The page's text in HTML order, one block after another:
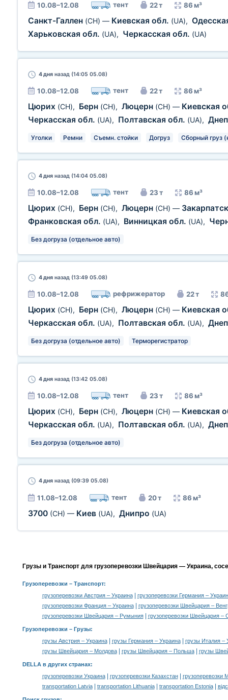
10.08–12.08 тент 22 т 86 м³
Санкт-Галлен (CH) — Киевская обл. (UA),
Харьковская обл. (UA), Черкасская обл. (UA)
4 дня назад (14:05 05.08)
10.08–12.08 тент 22 т 86 м³
Цюрих (CH), Берн (CH), Люцерн (CH) — Киевская
Черкасская обл. (UA), Полтавская обл. (UA),
Уголки Ремни Съемн. стойки Догруз Сборный груз
4 дня назад (14:04 05.08)
10.08–12.08 тент 23 т 86 м³
Цюрих (CH), Берн (CH), Люцерн (CH) —
Франковская обл. (UA), Винницкая обл. (UA),
Без догруза (отдельное авто)
4 дня назад (13:49 05.08)
10.08–12.08 рефрижератор 22 т
Цюрих (CH), Берн (CH), Люцерн (CH) — Киевская
Черкасская обл. (UA), Полтавская обл. (UA),
Без догруза (отдельное авто) Терморегистратор
4 дня назад (13:42 05.08)
10.08–12.08 тент 23 т 86 м³
Цюрих (CH), Берн (CH), Люцерн (CH) — Киевская
Черкасская обл. (UA), Полтавская обл. (UA),
Без догруза (отдельное авто)
4 дня назад (09:39 05.08)
11.08–12.08 тент 20 т 86 м³
3700 (CH) — Киев (UA), Днипро (UA)
Грузы и Транспорт для грузоперевозки Швейцария — Украина,
Грузоперевозки – Транспорт:
грузоперевозки Австрия – Украина|
грузоперевозки Германия –
грузоперевозки Франция – Украина|
грузоперевозки Швейцария –
грузоперевозки Швейцария – Румыния| грузоперевозки Швейцария –
Грузоперевозки – Грузы:
грузы Австрия – Украина| грузы Германия – Украина|
грузы Италия –
грузы Швейцария – Молдова| грузы Швейцария – Польша| грузы
DELLA в других странах:
грузоперевозки Украина| грузоперевозки Казахстан|
грузоперевозки
transportation Latvia| transportation Lithuania| transportation Estonia|